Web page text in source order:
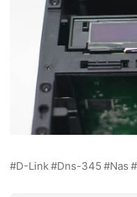
D-Link Dns-345 Nas